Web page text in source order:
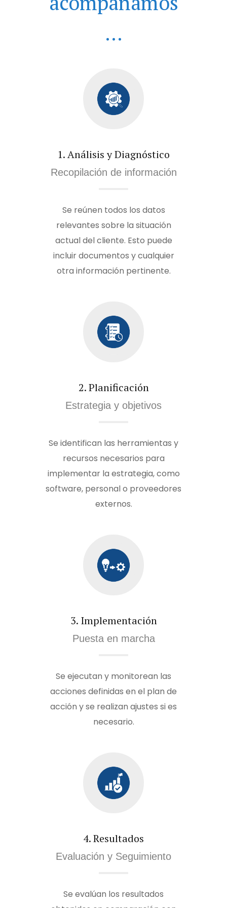
...
1. Análisis y Diagnóstico
Recopilación de información
Se reúnen todos los datos
relevantes sobre la situación
actual del cliente. Esto puede
incluir documentos y cualquier
otra información pertinente.
2. Planificación
Estrategia y objetivos
Se identifican las herramientas y
recursos necesarios para
implementar la estrategia, como
software, personal o proveedores
externos.
3. Implementación
Puesta en marcha
Se ejecutan y monitorean las
acciones definidas en el plan de
acción y se realizan ajustes si es
necesario.
4. Resultados
Evaluación y Seguimiento
Se evalúan los resultados